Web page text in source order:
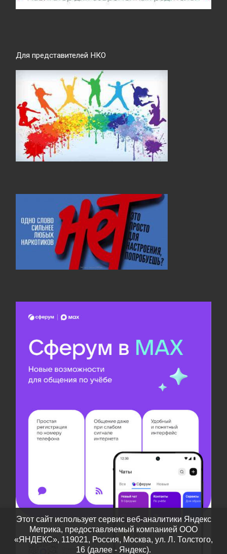
Для представителей НКО
Этот сайт использует сервис веб-аналитики Яндекс
Метрика, предоставляемый компанией ООО
«ЯНДЕКС», 119021, Россия, Москва, ул. Л. Толстого,
16 (далее - Яндекс).